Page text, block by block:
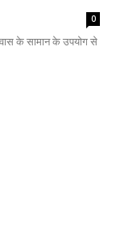
0
के सामान के उपयोग से